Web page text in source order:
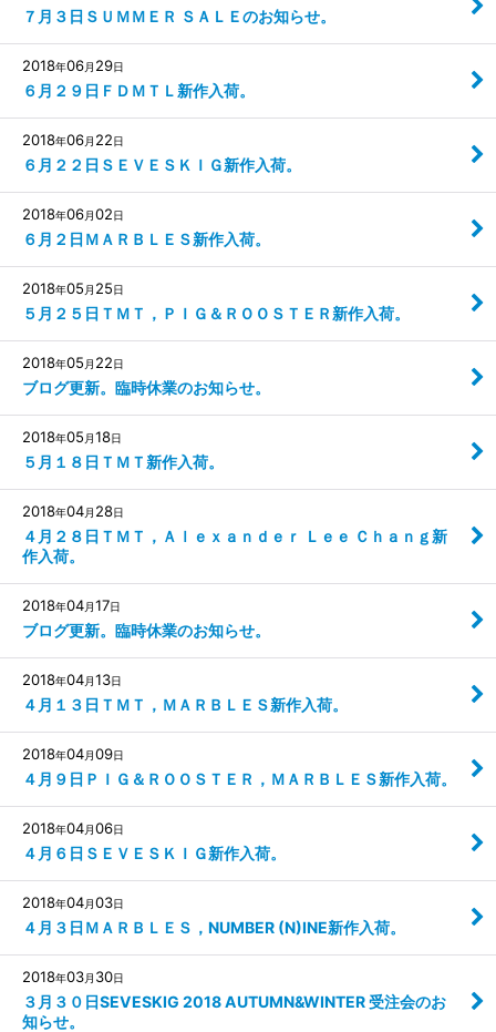
７月３日ＳＵＭＭＥＲ ＳＡＬＥのお知らせ。
2018年06月 29日
６月２９日ＦＤＭＴＬ新作入荷。
2018年06月 22日
６月２２日ＳＥＶＥＳＫＩＧ新作入荷。
2018年06月02日
６月２日ＭＡＲＢＬＥＳ新作入荷。
2018年05 月 25日
５月２５日ＴＭＴ，ＰＩＧ＆ＲＯＯＳＴＥＲ新作入荷。
2018年05 月 22日
ブログ更新。臨時休業のお知らせ。
2018年05 月18日
５月１８日ＴＭＴ新作入荷。
2018年04月 28日
４月２８日ＴＭＴ，Ａｌｅｘａｎｄｅｒ Ｌｅｅ Ｃｈａｎｇ新
作入荷。
2018年04月17日
ブログ更新。臨時休業のお知らせ。
2018年04月13日
４月１３日ＴＭＴ，ＭＡＲＢＬＥＳ新作入荷。
2018年04月09日
４月９日ＰＩＧ＆ＲＯＯＳＴＥＲ，ＭＡＲＢＬＥＳ新作入荷。
2018年04月06日
４月６日ＳＥＶＥＳＫＩＧ新作入荷。
2018年04月03日
４月３日ＭＡＲＢＬＥＳ，NUMBER (N)INE新作入荷。
2018年03月 30日
３月３０日SEVESKIG 2018 AUTUMN&WINTER 受注会のお
知らせ。